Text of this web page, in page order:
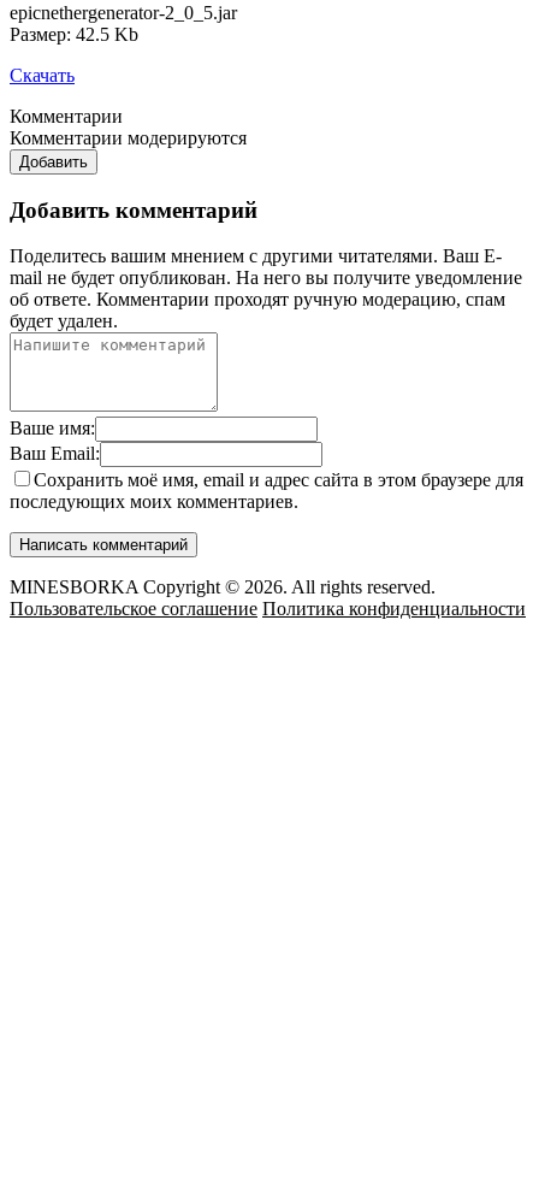
epicnethergenerator-2_0_5.jar
Размер: 42.5 Kb
Скачать
Комментарии
Комментарии модерируются
Добавить
Добавить комментарий
Поделитесь вашим мнением с другими читателями. Ваш E-
mail не будет опубликован. На него вы получите уведомление
об ответе. Комментарии проходят ручную модерацию, спам
будет удален.
Ваше имя:
Ваш Email:
Сохранить моё имя, email и адрес сайта в этом браузере для
последующих моих комментариев.
MINESBORKA Copyright © 2026. All rights reserved.
Пользовательское соглашение Политика конфиденциальности